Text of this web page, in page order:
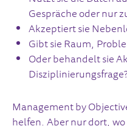
Gespräche oder nur
Akzeptiert sie
Gibt sie Raum,
Oder behandelt sie
Management by
helfen. Aber nur dort,